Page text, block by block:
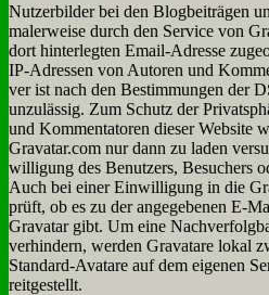
Nutz­er­bil­der bei den Blog­bei­trä­gen
ma­ler­wei­se durch den Ser­vice von
dort hin­ter­leg­ten Email-Adres­se
IP-Adres­sen von Au­toren und
ver ist nach den Be­stim­mun­gen der
un­zu­läs­sig. Zum Schutz der
und Kom­men­ta­to­ren die­ser Web­site
Gravatar.com nur dann zu la­den
wil­li­gung des Be­nut­zers, Be­su­chers
Auch bei ei­ner Ein­wil­li­gung in die
prüft, ob es zu der an­ge­ge­be­nen
Grava­tar gibt. Um ei­ne
ver­hin­dern, wer­den Grava­tare lo­kal
Stan­dard-Ava­tare auf dem ei­ge­nen
reit­ge­stellt.